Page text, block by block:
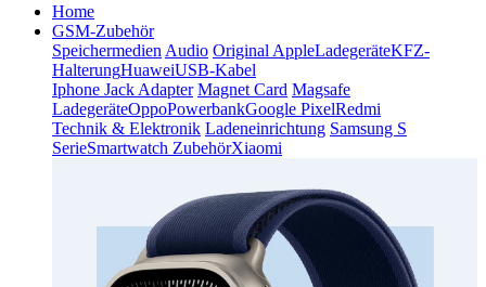
Home
GSM-Zubehör
Speichermedien Audio Original AppleLadegeräteKFZ-
HalterungHuaweiUSB-Kabel
Iphone Jack Adapter Magnet Card Magsafe
LadegeräteOppoPowerbankGoogle PixelRedmi
Technik & Elektronik Ladeneinrichtung Samsung S
SerieSmartwatch ZubehörXiaomi